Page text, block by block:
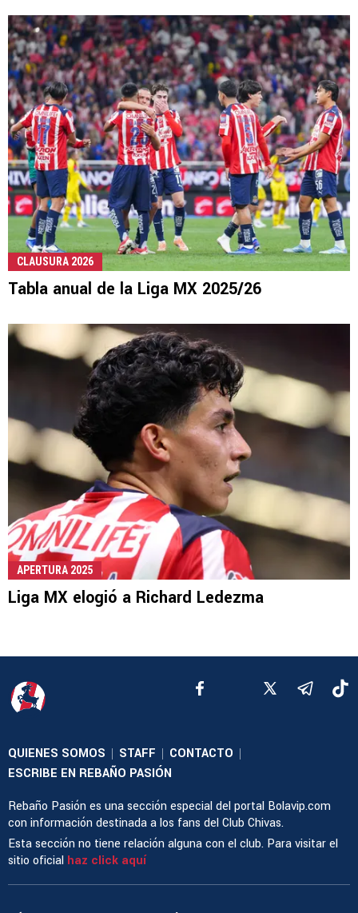
CLAUSURA 2026
Tabla anual de la Liga MX 2025/26
APERTURA 2025
Liga MX elogió a Richard Ledezma
QUIENES SOMOS | STAFF | CONTACTO |
ESCRIBE EN REBAÑO PASIÓN
Rebaño Pasión es una sección especial del portal Bolavip.com
con información destinada a los fans del Club Chivas.
Esta sección no tiene relación alguna con el club. Para visitar el
sitio oficial haz click aquí